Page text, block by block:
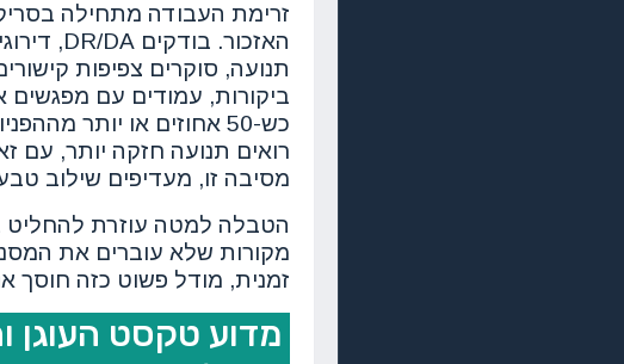
תנועה, סוקרים צפיפות
ביקורות, עמודים עם מפגשים
מסיבה זו, מעדיפים שילוב
הטבלה למטה עוזרת
מקורות שלא עוברים את
זמנית, מודל פשוט כזה חוסך
מדוע טקסט העוגן